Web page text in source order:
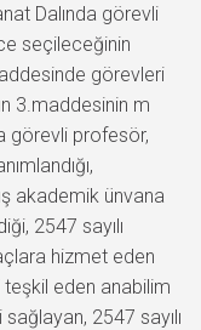
Dalında görevli
seçileceğinin
görevleri
3.maddesinin m
görevli profesör,
akademik ünvana
2547 sayılı
hizmet eden
teşkil eden anabilim
2547 sayılı